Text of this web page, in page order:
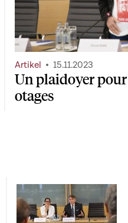
Un plaidoyer
otages
Artikel 15.11.2023